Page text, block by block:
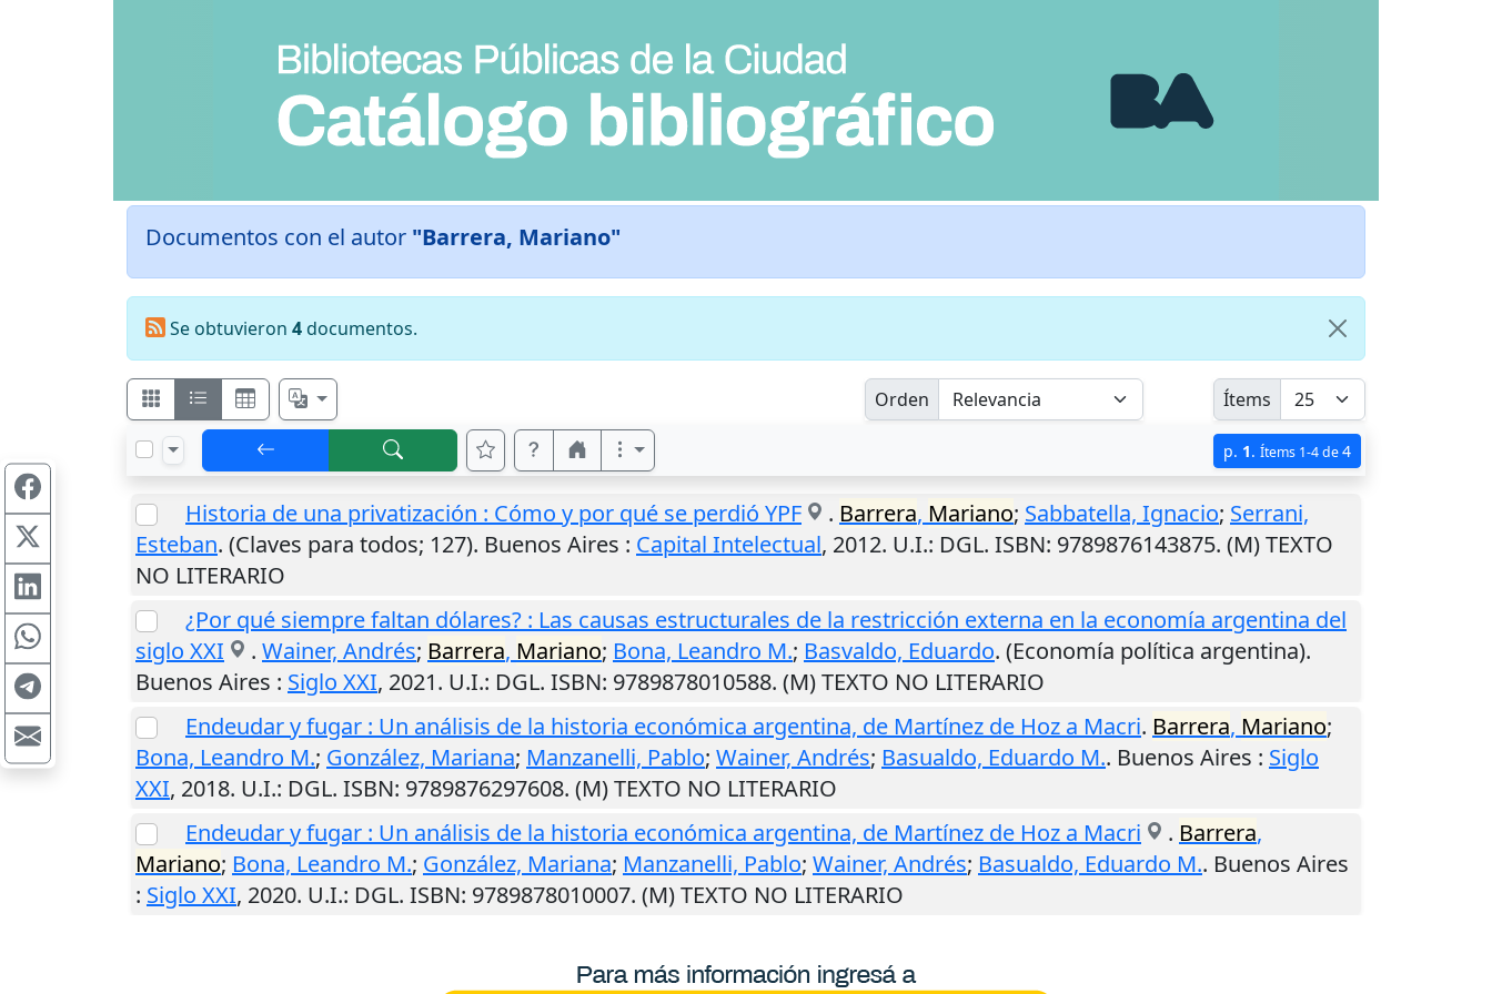
Documentos con el autor "Barrera, Mariano"
Se obtuvieron 4documentos.
Orden Ítems
p. 1. Ítems 1-4 de4
Historia de una privatización : Cómo y por qué se perdió YPF . Barrera, Mariano; Sabbatella, Ignacio; Serrani,
Esteban. (Claves para todos; 127). Buenos Aires : Capital Intelectual, 2012. U.I.: DGL. ISBN: 9789876143875. (M) TEXTO
NO LITERARIO
¿Por qué siempre faltan dólares? : Las causas estructurales de la restricción externa en la economía argentina del
siglo XXI
. Wainer, Andrés; Barrera, Mariano; Bona, Leandro M.; Basvaldo, Eduardo. (Economía política argentina).
Buenos Aires : Siglo XXI, 2021. U.I.: DGL. ISBN: 9789878010588. (M) TEXTO NO LITERARIO
Endeudar y fugar : Un análisis de la historia económica argentina, de Martínez de Hoz a Macri. Barrera, Mariano;
Bona, Leandro M.; González, Mariana; Manzanelli, Pablo; Wainer, Andrés; Basualdo, Eduardo M.. Buenos Aires : Siglo
XXI, 2018. U.I.: DGL. ISBN: 9789876297608. (M) TEXTO NO LITERARIO
Endeudar y fugar : Un análisis de la historia económica argentina, de Martínez de Hoz a Macri
. Barrera,
Mariano; Bona, Leandro M.; González, Mariana; Manzanelli, Pablo; Wainer, Andrés; Basualdo, Eduardo M.. Buenos Aires
: Siglo XXI, 2020. U.I.: DGL. ISBN: 9789878010007. (M) TEXTO NO LITERARIO